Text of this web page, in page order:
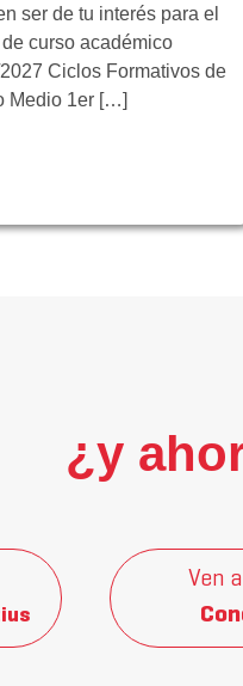
ser de tu interés para el
curso académico
Ciclos Formativos de
Medio 1er […]
¿y
Ven